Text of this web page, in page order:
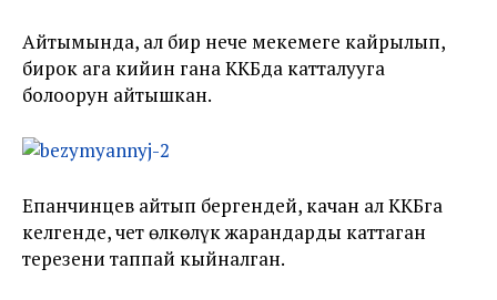
Айтымында, ал бир нече мекемеге кайрылып,
бирок ага кийин гана ККБда катталууга
болоорун айтышкан.
Епанчинцев айтып бергендей, качан ал ККБга
келгенде, чет өлкөлүк жарандарды каттаган
терезени таппай кыйналган.